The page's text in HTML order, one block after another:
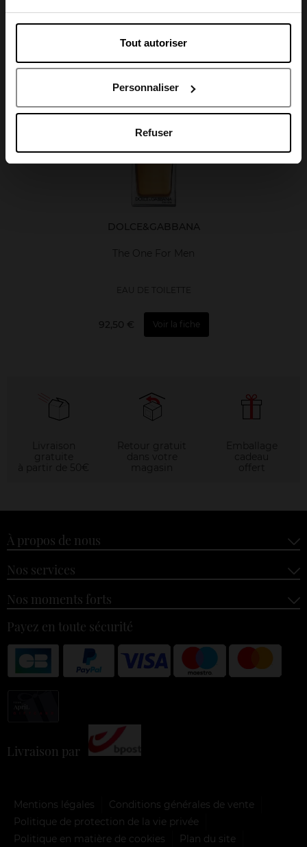
Tout autoriser
Personnaliser
Refuser
Avis client
Oublié quelque chose ?
DOLCE&GABBANA
The One For Men
EAU DE TOILETTE
92,50 € Voir la fiche
À propos de nous
Nos services
Nos moments forts
Payez en toute sécurité
Livraison par
Mentions légales
Conditions générales de vente
Politique de protection de la vie privée
Politique en matière de cookies
Plan du site
April Belgique
April Luxembourg